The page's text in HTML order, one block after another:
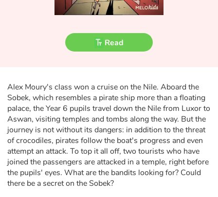
Princesses and princes, kings, queens and dragons
Ogres, monsters and witches
The animals
Travel, epic, investigation, adventure
Around the world
Learning
Read
Alex Moury's class won a cruise on the Nile. Aboard the
Sobek, which resembles a pirate ship more than a floating
palace, the Year 6 pupils travel down the Nile from Luxor to
Aswan, visiting temples and tombs along the way. But the
journey is not without its dangers: in addition to the threat
of crocodiles, pirates follow the boat's progress and even
attempt an attack. To top it all off, two tourists who have
joined the passengers are attacked in a temple, right before
the pupils' eyes. What are the bandits looking for? Could
there be a secret on the Sobek?